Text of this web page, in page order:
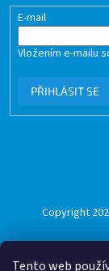
Tento web
E-mail
Vložením e-mailu
PŘIHLÁSIT SE
Copyright